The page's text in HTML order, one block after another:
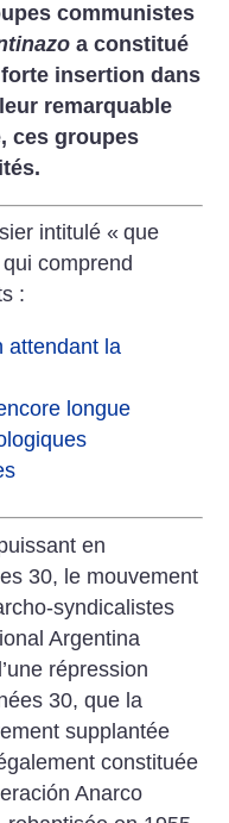
communistes
a constitué
insertion dans
remarquable
ces groupes
intitulé « que
qui comprend
:
attendant la
longue
en
30, le mouvement
syndicalistes
Argentina
répression
30, que la
supplantée
constituée
Anarco